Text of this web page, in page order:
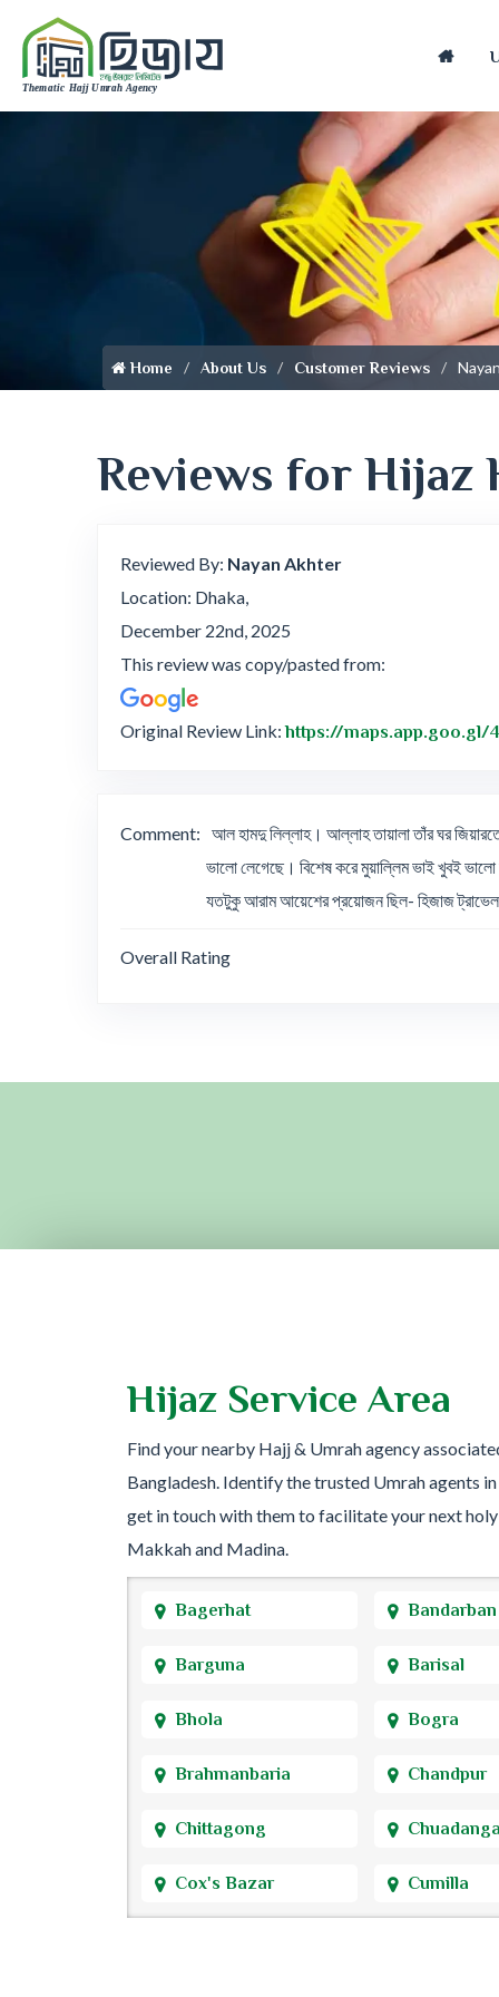
Home
Home About Us Customer Reviews
Reviews for Hijaz
Reviewed By: Nayan Akhter
Location: Dhaka,
December 22nd, 2025
This review was copy/pasted from:
Original Review Link:https://maps.app.goo.gl/
Comment: আল হামদু লিল্লাহ। আল্লাহ তায়ালা তাঁর ঘর
ভালো লেগেছে। বিশেষ করে মুয়াল্লিম ভাই খুবই
যতটুকু আরাম আয়েশের প্রয়োজন ছিল- হিজাজ
Overall Rating
Hijaz Service Area
Find your nearby Hajj & Umrah agency
Bangladesh. Identify the trusted Umrah agents
get in touch with them to facilitate your next
Makkah and Madina.
Bagerhat Bandarban
Barguna Barisal
Bhola Bogra
Brahmanbaria Chandpur
Chittagong Chuadanga
Cox's Bazar Cumilla